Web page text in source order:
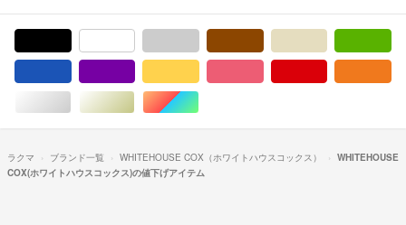
シルバー/銀色系ゴールド/金色系マルチカラー
ラクマ ブランド一覧 WHITEHOUSE COX（ホワイトハウスコックス）
WHITEHOUSE
COX(ホワイトハウスコックス)の値下げアイテム